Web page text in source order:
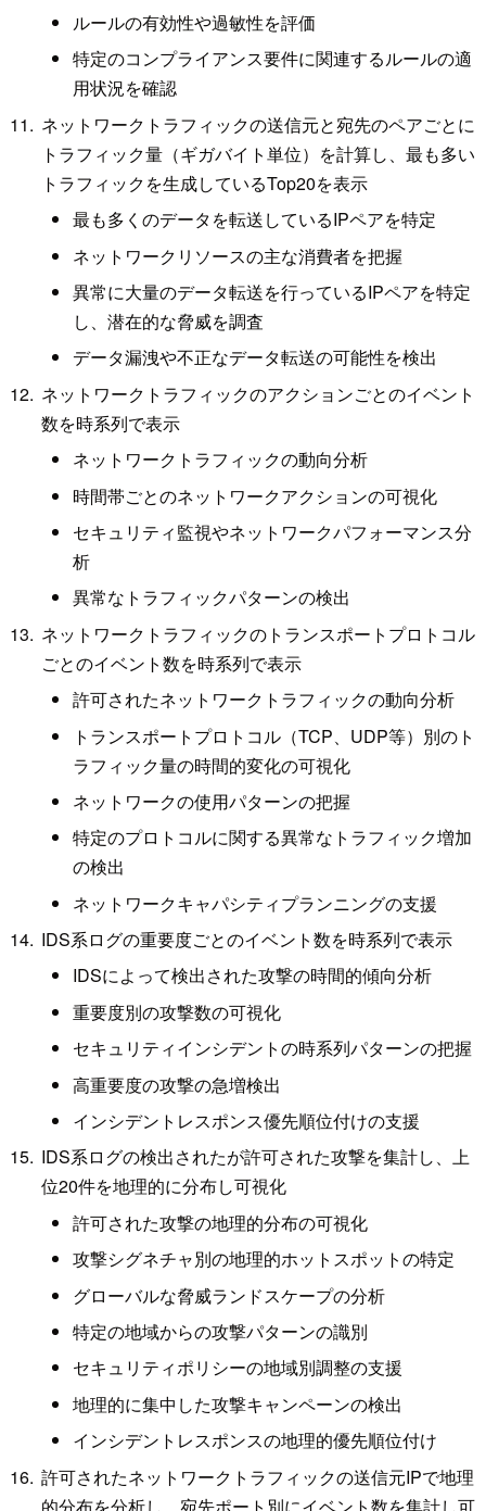
ルールの有効性や過敏性を評価
特定のコンプライアンス要件に関連するルールの適
用状況を確認
ネットワークトラフィックの送信元と宛先のペアごとに
トラフィック量（ギガバイト単位）を計算し、最も多い
トラフィックを生成しているTop20を表示
最も多くのデータを転送しているIPペアを特定
ネットワークリソースの主な消費者を把握
異常に大量のデータ転送を行っているIPペアを特定
し、潜在的な脅威を調査
データ漏洩や不正なデータ転送の可能性を検出
ネットワークトラフィックのアクションごとのイベント
数を時系列で表示
ネットワークトラフィックの動向分析
時間帯ごとのネットワークアクションの可視化
セキュリティ監視やネットワークパフォーマンス分
析
異常なトラフィックパターンの検出
ネットワークトラフィックのトランスポートプロトコル
ごとのイベント数を時系列で表示
許可されたネットワークトラフィックの動向分析
トランスポートプロトコル（TCP、UDP等）別のト
ラフィック量の時間的変化の可視化
ネットワークの使用パターンの把握
特定のプロトコルに関する異常なトラフィック増加
の検出
ネットワークキャパシティプランニングの支援
IDS系ログの重要度ごとのイベント数を時系列で表示
IDSによって検出された攻撃の時間的傾向分析
重要度別の攻撃数の可視化
セキュリティインシデントの時系列パターンの把握
高重要度の攻撃の急増検出
インシデントレスポンス優先順位付けの支援
IDS系ログの検出されたが許可された攻撃を集計し、上
位20件を地理的に分布し可視化
許可された攻撃の地理的分布の可視化
攻撃シグネチャ別の地理的ホットスポットの特定
グローバルな脅威ランドスケープの分析
特定の地域からの攻撃パターンの識別
セキュリティポリシーの地域別調整の支援
地理的に集中した攻撃キャンペーンの検出
インシデントレスポンスの地理的優先順位付け
許可されたネットワークトラフィックの送信元IPで地理
的分布を分析し、宛先ポート別にイベント数を集計し可